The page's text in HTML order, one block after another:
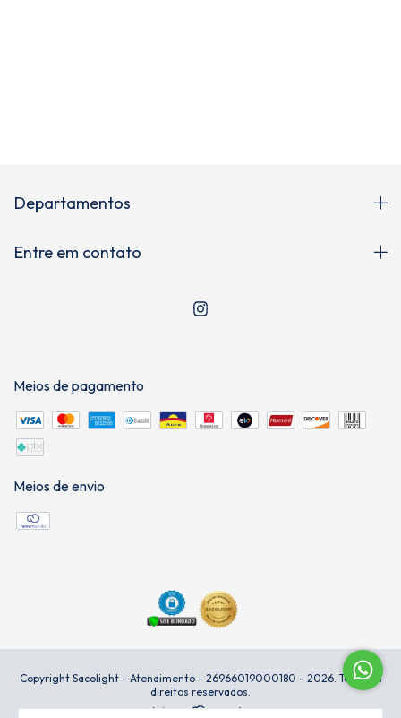
Departamentos
Entre em contato
Meios de pagamento
Meios de envio
Copyright Sacolight - Atendimento - 26966019000180 - 2026. Todos os
direitos reservados.